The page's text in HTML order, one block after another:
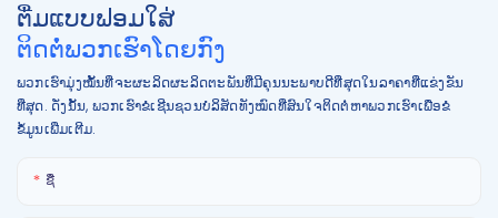
ຕື່ມແບບຟອມໃສ່
ຕິດຕໍ່ພວກເຮົາໂດຍກົງ
ພວກເຮົາມຸ່ງໝັ້ນທີ່ຈະຜະລິດຜະລິດຕະພັນທີ່ມີຄຸນນະພາບດີທີ່ສຸດໃນລາຄາທີ່ແຂ່ງຂັນ
ທີ່ສຸດ. ດັ່ງນັ້ນ, ພວກເຮົາຂໍເຊີນຊວນບໍລິສັດທັງໝົດທີ່ສົນໃຈຕິດຕໍ່ຫາພວກເຮົາເພື່ອຂໍ
ຂໍ້ມູນເພີ່ມເຕີມ.
ຊື່